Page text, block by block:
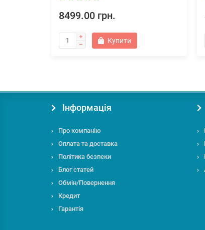
8499.00 грн.
Купити
Інформація
Про компанію
Оплата та доставка
Політика безпеки
Блог статей
Обмін/Повернення
Кредит
Гарантія